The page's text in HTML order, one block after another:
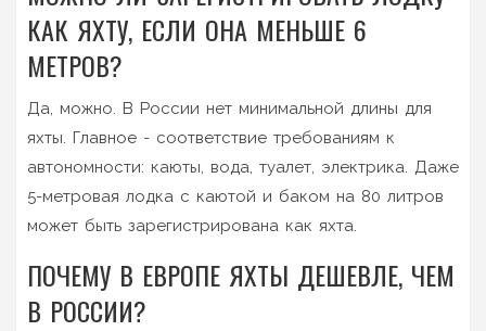
КАК ЯХТУ, ЕСЛИ ОНА МЕНЬШЕ 6
МЕТРОВ?
Да, можно. В России нет минимальной длины для
яхты. Главное - соответствие требованиям к
автономности: каюты, вода, туалет, электрика. Даже
5-метровая лодка с каютой и баком на 80 литров
может быть зарегистрирована как яхта.
ПОЧЕМУ В ЕВРОПЕ ЯХТЫ ДЕШЕВЛЕ, ЧЕМ
В РОССИИ?